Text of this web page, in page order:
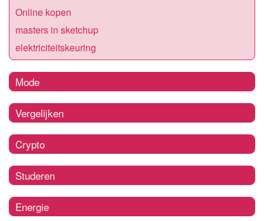
Online kopen
masters in sketchup
elektriciteitskeuring
Mode
Vergelijken
Crypto
Studeren
Energie